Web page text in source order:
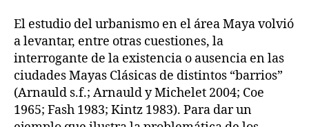
El estudio del urbanismo en el área Maya volvió
a levantar, entre otras cuestiones, la
interrogante de la existencia o ausencia en las
ciudades Mayas Clásicas de distintos “barrios”
(Arnauld s.f.; Arnauld y Michelet 2004; Coe
1965; Fash 1983; Kintz 1983). Para dar un